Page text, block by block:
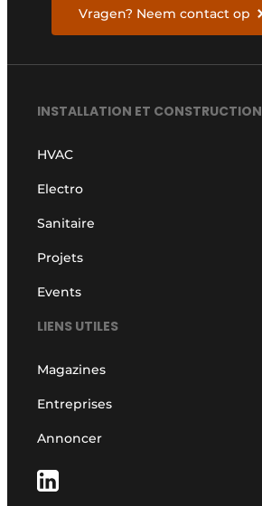
Vragen? Neem contact op
INSTALLATION ET CONSTRUCTION
HVAC
Electro
Sanitaire
Projets
Events
LIENS UTILES
Magazines
Entreprises
Annoncer